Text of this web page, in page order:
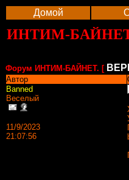
Домой
ИНТИМ-
Форум ИНТИМ-БАЙНЕТ. [
Автор
Banned
Веселый
11/9/2023
21:07:56